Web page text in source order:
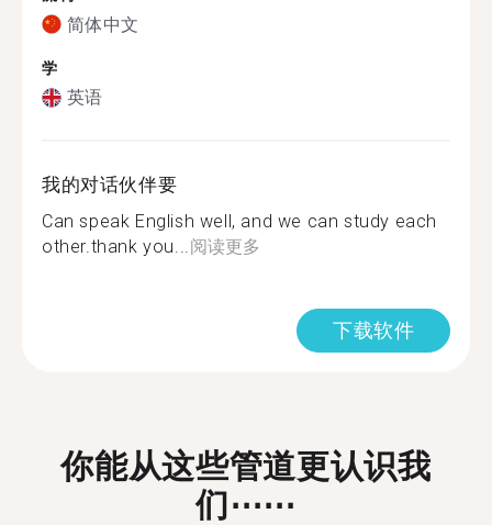
简体中文
学
英语
我的对话伙伴要
Can speak English well, and we can study each
other.thank you...阅读更多
下载软件
你能从这些管道更认识我
们⋯⋯